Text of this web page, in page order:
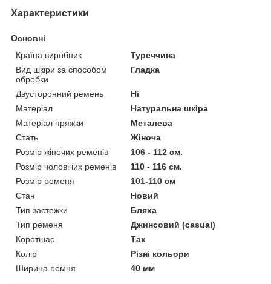
Характеристики
Основні
Країна виробник
Туреччина
Вид шкіри за способом
обробки
Гладка
Двусторонний ремень
Ні
Матеріал
Натуральна шкіра
Матеріал пряжки
Металева
Стать
Жіноча
Розмір жіночих ременів
106 - 112 см.
Розмір чоловічих ременів
110 - 116 см.
Розмір ременя
101-110 см
Стан
Новий
Тип застежки
Бляха
Тип ременя
Джинсовий (casual)
Коротшає
Так
Колір
Різні кольори
Ширина ремня
40 мм